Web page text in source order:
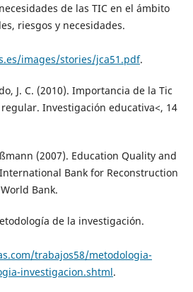
de las TIC en el ámbito
riesgos y necesidades.
images/stories/jca51.pdf.
J. C. (2010). Importancia de la Tic
Investigación educativa<, 14
(2007). Education Quality and
Bank for Reconstruction
Bank.
de la investigación.
trabajos58/metodologia-
investigacion.shtml.